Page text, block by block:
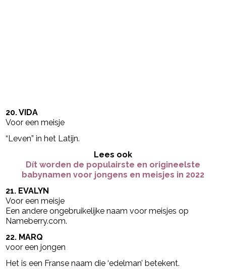
20. VIDA
Voor een meisje
“Leven” in het Latijn.
Lees ook
Dít worden de populairste en origineelste
babynamen voor jongens en meisjes in 2022
21. EVALYN
Voor een meisje
Een andere ongebruikelijke naam voor meisjes op
Nameberry.com.
22. MARQ
voor een jongen
Het is een Franse naam die ‘edelman’ betekent.